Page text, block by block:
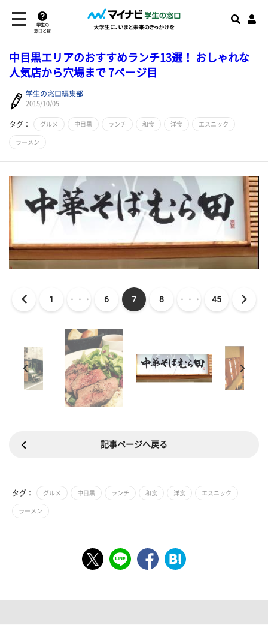
学生の
窓口とは
中目黒エリアのおすすめランチ13選！ おしゃれな
人気店から穴場まで 7ページ目
学生の窓口編集部
2015/10/05
タグ： グルメ 中目黒 ランチ 和食 洋食 エスニック
ラーメン
1 ・・・ 6 7 8 ・・・ 45
記事ページへ戻る
タグ： グルメ 中目黒 ランチ 和食 洋食 エスニック
ラーメン